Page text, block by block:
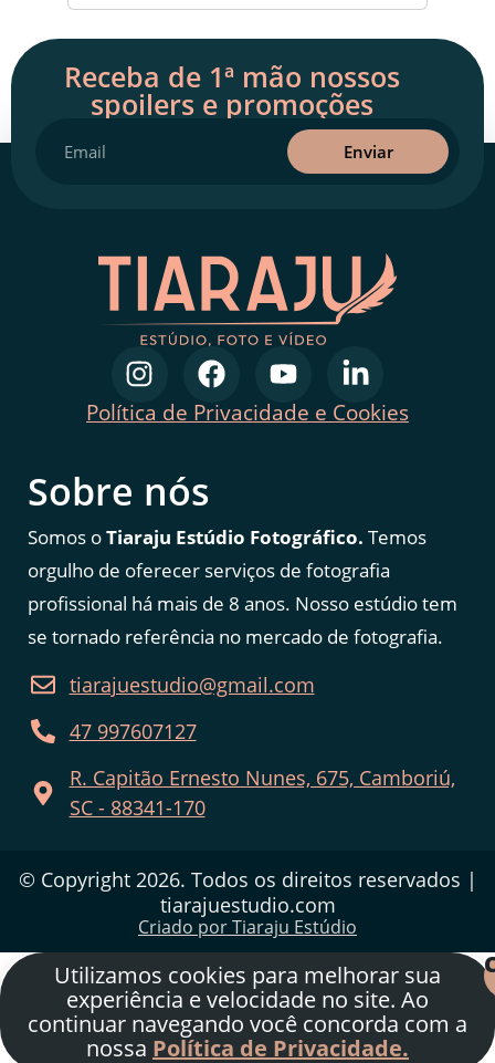
Receba de 1ª mão nossos
spoilers e promoções
Enviar
Política de Privacidade e Cookies
Sobre nós
Somos oTiaraju Estúdio Fotográfico. Temos
orgulho de oferecer serviços de fotografia
profissional há mais de 8 anos. Nosso estúdio tem
se tornado referência no mercado de fotografia.
tiarajuestudio@gmail.com
47 997607127
R. Capitão Ernesto Nunes, 675, Camboriú,
SC - 88341-170
© Copyright 2026. Todos os direitos reservados |
tiarajuestudio.com
Criado porTiaraju Estúdio
Utilizamos cookies para melhorar sua
experiência e velocidade no site. Ao
continuar navegando você concorda com a
nossa Política de Privacidade.